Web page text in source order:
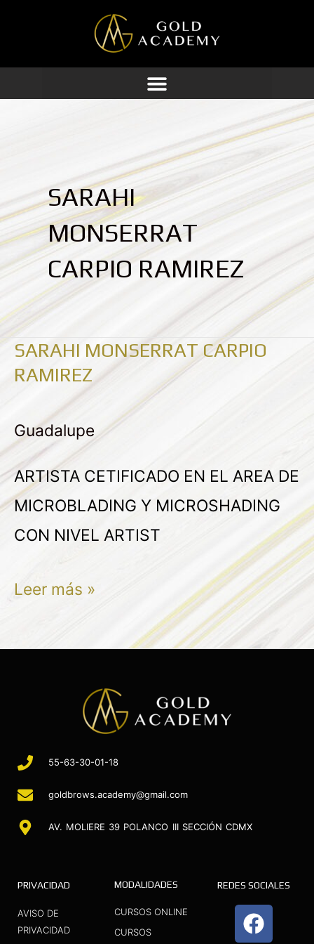
contenido
SARAHI
MONSERRAT
CARPIO RAMIREZ
SARAHI MONSERRAT CARPIO
RAMIREZ
Guadalupe
ARTISTA CETIFICADO EN EL AREA DE
MICROBLADING Y MICROSHADING
CON NIVEL ARTIST
SARAHI
MONSERRAT
CARPIO
RAMIREZ
Leer más »
55-63-30-01-18
goldbrows.academy@gmail.com
AV. MOLIERE 39 POLANCO III SECCIÓN CDMX
PRIVACIDAD
AVISO DE
PRIVACIDAD
MODALIDADES
CURSOS ONLINE
CURSOS
REDES SOCIALES
F
a
I
n
Y
o